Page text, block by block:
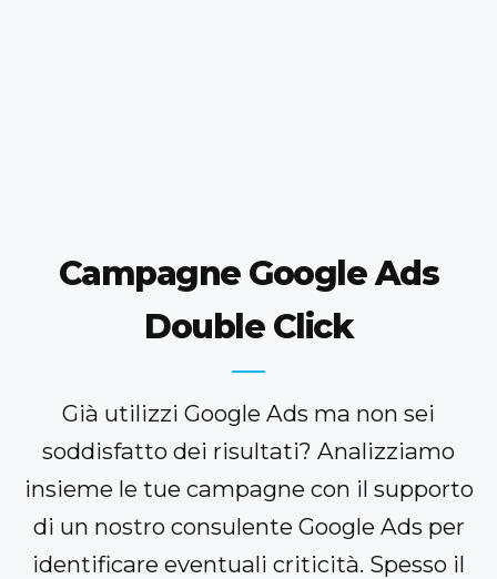
Campagne Google Ads
Double Click
Già utilizzi Google Ads ma non sei
soddisfatto dei risultati? Analizziamo
insieme le tue campagne con il supporto
di un nostro consulente Google Ads per
identificare eventuali criticità. Spesso il